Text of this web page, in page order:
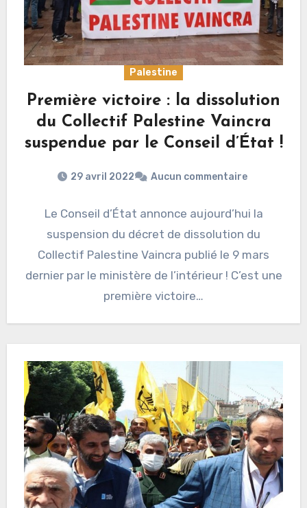
Palestine
Première victoire : la dissolution
du Collectif Palestine Vaincra
suspendue par le Conseil d’État !
29 avril 2022 Aucun commentaire
Le Conseil d’État annonce aujourd’hui la
suspension du décret de dissolution du
Collectif Palestine Vaincra publié le 9 mars
dernier par le ministère de l’intérieur ! C’est une
première victoire…